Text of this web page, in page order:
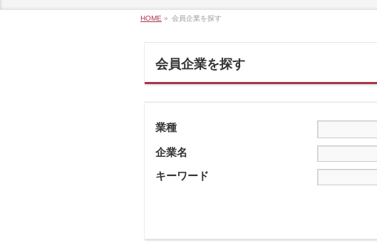
HOME » 会員企業を探す
会員企業を探す
業種
企業名
キーワード